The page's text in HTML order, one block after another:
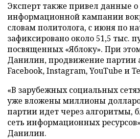
Эксперт также привел данные
информационной кампании
словам политолога, с июня по
зафиксировано около 51,5 тыс.
посвященных «Яблоку». При
Данилин, продвижение партии
Facebook, Instagram, YouTube и
«В зарубежных социальных
уже вложены миллионы
партии идет через алгоритмы,
сеть информационных
Данилин.